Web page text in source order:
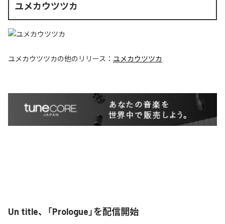
ユメカウツツカ
ユメカウツツカの他のリリース： ユメカウツツカ
Un title、「Prologue」を配信開始